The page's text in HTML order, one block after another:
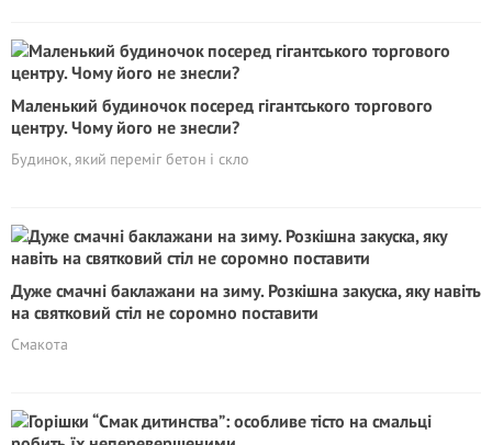
Маленький будиночок посеред гігантського торгового
центру. Чому його не знесли?
Будинок, який переміг бетон і скло
Дуже смачні баклажани на зиму. Розкішна закуска, яку навіть
на святковий стіл не соромно поставити
Смакота